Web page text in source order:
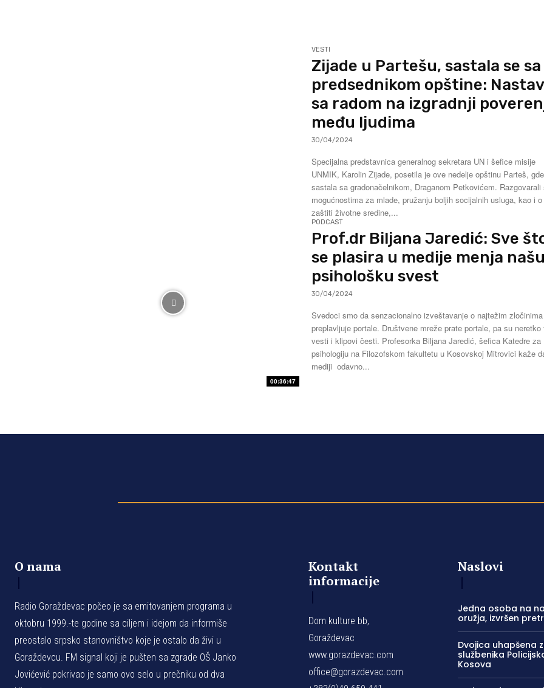
VESTI
Zijade u Partešu, sastala se sa
predsednikom opštine:
sa radom na izgradnji
među ljudima
30/04/2024
Specijalna predstavnica generalnog sekretara UN i šefice misije
UNMIK, Karolin Zijade, posetila je ove nedelje opštinu Parteš,
sastala sa gradonačelnikom, Draganom Petkovićem. Razgovarali su o
mogućnostima za mlade, pružanju boljih socijalnih usluga, kao i o
zaštiti životne sredine,...
00:36:47
PODCAST
Prof.dr Biljana Jaredić: Sve
se plasira u medije menja našu
psihološku svest
30/04/2024
Svedoci smo da senzacionalno izveštavanje o najtežim zločinima
preplavljuje portale. Društvene mreže prate portale, pa su neretko
vesti i klipovi česti. Profesorka Biljana Jaredić, šefica Katedre za
psihologiju na Filozofskom fakultetu u Kosovskoj Mitrovici kaže
mediji odavno...
O nama
Radio Goraždevac počeo je sa emitovanjem programa u
oktobru 1999.-te godine sa ciljem i idejom da informiše
preostalo srpsko stanovništvo koje je ostalo da živi u
Goraždevcu. FM signal koji je pušten sa zgrade OŠ Janko
Jovićević pokrivao je samo ovo selo u prečniku od dva
Kontakt
informacije
Dom kulture bb,
Goraždevac
www.gorazdevac.com
office@gorazdevac.com
Naslovi
Jedna osoba na
oružja, izvršen
Dvojica uhapšena
službenika
Kosova